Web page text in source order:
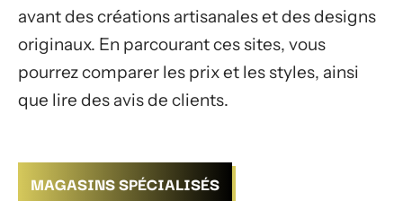
avant des créations artisanales et des designs
originaux. En parcourant ces sites, vous
pourrez comparer les prix et les styles, ainsi
que lire des avis de clients.
MAGASINS SPÉCIALISÉS